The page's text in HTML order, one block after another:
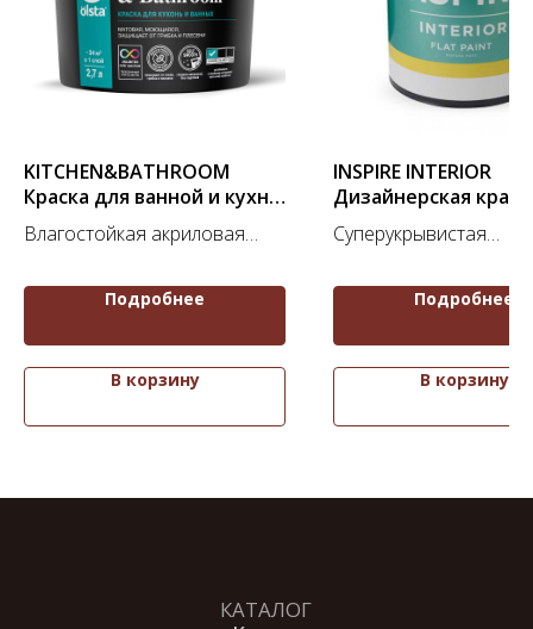
KITCHEN&BATHROOM
Краска для ванной и кухни
(База А)
Влагостойкая акриловая
Подробнее
В корзину
INSPIRE INTERIOR
Дизайнерская
Суперукрывистая
Подробнее
В корзину